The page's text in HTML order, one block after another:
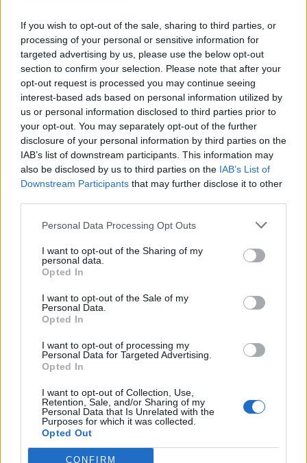
If you wish to opt-out of the sale, sharing to third parties, or
processing of your personal or sensitive information for
targeted advertising by us, please use the below opt-out
section to confirm your selection. Please note that after your
opt-out request is processed you may continue seeing
interest-based ads based on personal information utilized by
us or personal information disclosed to third parties prior to
your opt-out. You may separately opt-out of the further
disclosure of your personal information by third parties on the
IAB’s list of downstream participants. This information may
also be disclosed by us to third parties on the IAB’s List of
Downstream Participants that may further disclose it to other
Personal Data Processing Opt Outs
I want to opt-out of the Sharing of my
personal data.
Opted In
I want to opt-out of the Sale of my
Personal Data.
Opted In
I want to opt-out of processing my
Personal Data for Targeted Advertising.
Opted In
I want to opt-out of Collection, Use,
Retention, Sale, and/or Sharing of my
Personal Data that Is Unrelated with the
Purposes for which it was collected.
Opted Out
CONFIRM
stagione, la società non ha ancora fatto una scelta definitiva
sul prossimo tecnico. Secondo quanto riportato da Gianluca Di
Marzio però, ci sarebbero due certezze sul futuro della
panchina dei giallorossi: il prossimo allenatore della Roma non
sarà nè Massimiliano Allegri e neppure Stefano Pioli, due nomi
a lungo accostati ai giallorossi.
Il materiale (testo, foto e video) consultabile in questo portale è di nostra proprietà.
Alcune foto (screenshot) ed articoli presenti su "Calciomercato Magazine" sono in parte
giunti da internet, in quanto arrivati alla nostra attenzione attraverso regolari
comunicati stampa con immagini e testi allegati ed autorizzati alla pubblicazione, e